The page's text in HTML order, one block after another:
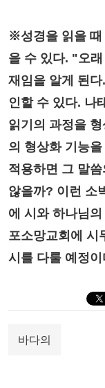
※성경을 읽을
을 수 있다. "오
재임을 알게 된
인할 수 있다. 나
읽기의 과정을
의 형상화 기능
적용하면 그 말
않을까? 이런 소
에 시와 하나님
포소망교회에 시
시를 다룰 예정
바다의